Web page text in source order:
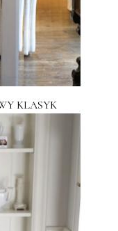
KLASYK